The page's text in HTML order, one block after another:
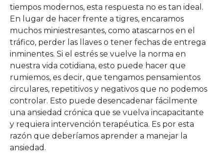
tiempos modernos, esta respuesta no es tan ideal.
En lugar de hacer frente a tigres, encaramos
muchos miniestresantes, como atascarnos en el
tráfico, perder las llaves o tener fechas de entrega
inminentes. Si el estrés se vuelve la norma en
nuestra vida cotidiana, esto puede hacer que
rumiemos, es decir, que tengamos pensamientos
circulares, repetitivos y negativos que no podemos
controlar. Esto puede desencadenar fácilmente
una ansiedad crónica que se vuelva incapacitante
y requiera intervención terapéutica. Es por esta
razón que deberíamos aprender a manejar la
ansiedad.